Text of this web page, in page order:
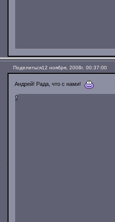
Поделиться12 ноября, 2008г. 00:37:00
Андрей! Рада, что с нами!
0